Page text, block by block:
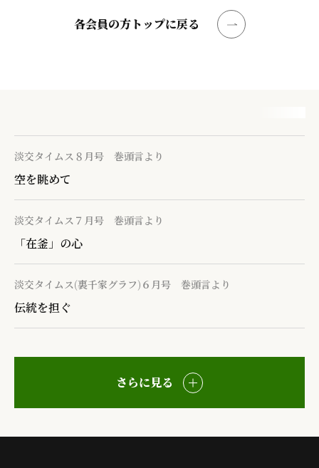
各会員の方トップに戻る
淡交タイムス８月号 巻頭言より
空を眺めて
淡交タイムス７月号 巻頭言より
「在釜」の心
淡交タイムス(裏千家グラフ)６月号 巻頭言より
伝統を担ぐ
さらに見る